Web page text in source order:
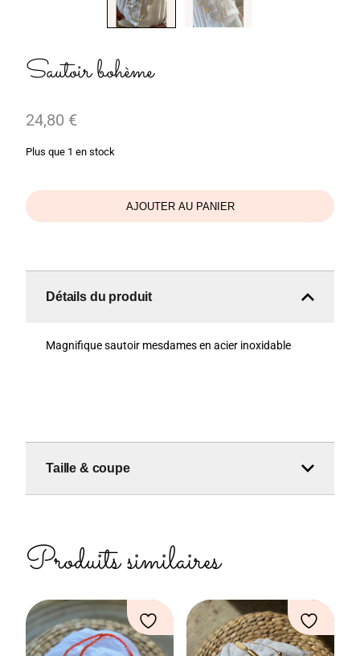
Sautoir bohème
24,80 €
Plus que 1 en stock
AJOUTER AU PANIER
Détails du produit
Magnifique sautoir mesdames en acier inoxidable
Taille & coupe
Produits similaires